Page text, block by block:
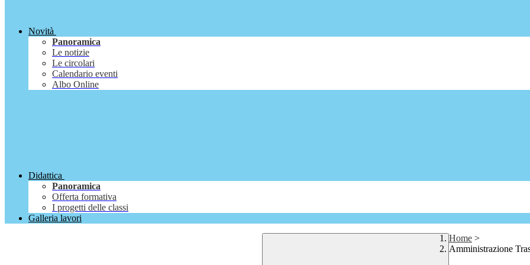
Novità
Panoramica
Le notizie
Le circolari
Calendario eventi
Albo Online
Didattica
Panoramica
Offerta formativa
I progetti delle classi
Galleria lavori
Home >
Amministrazione